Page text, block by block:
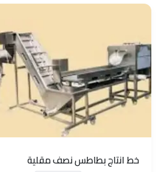
خط انتاج بطاطس نصف مقلية